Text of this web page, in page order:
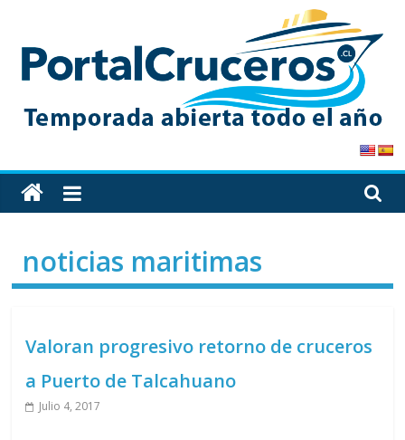
content
PortalCruceros
Toda
la
de
cruceros
solo
noticias maritimas
Valoran progresivo retorno de cruceros
a Puerto de Talcahuano
Julio 4, 2017